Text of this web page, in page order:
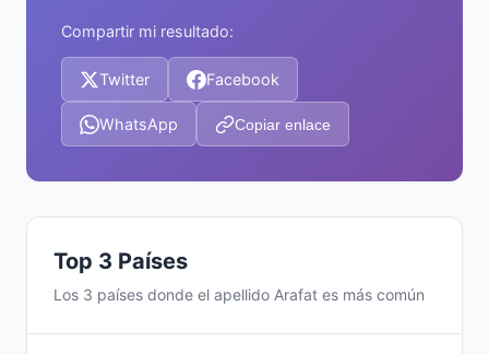
Compartir mi resultado:
Twitter Facebook
WhatsApp Copiar enlace
Top 3 Países
Los 3 países donde el apellido Arafat es más común